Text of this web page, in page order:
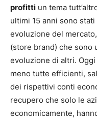
profitti un tema
ultimi 15 anni sono
evoluzione del
(store brand) che sono
evoluzione di altri.
meno tutte efficienti,
dei rispettivi conti
recupero che solo le
economicamente,